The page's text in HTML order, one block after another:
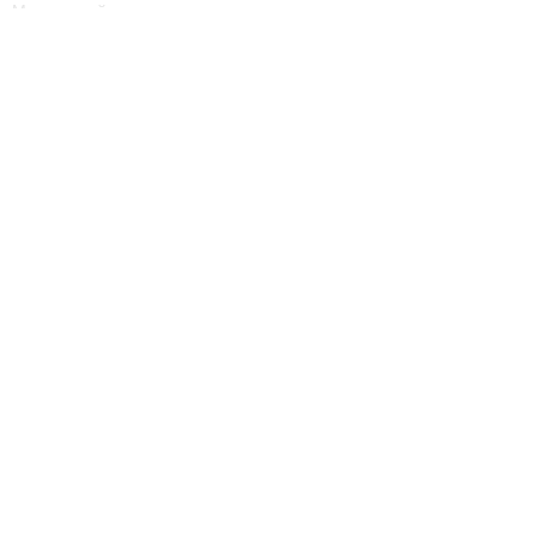
Можете найти ответы на другие вопросы